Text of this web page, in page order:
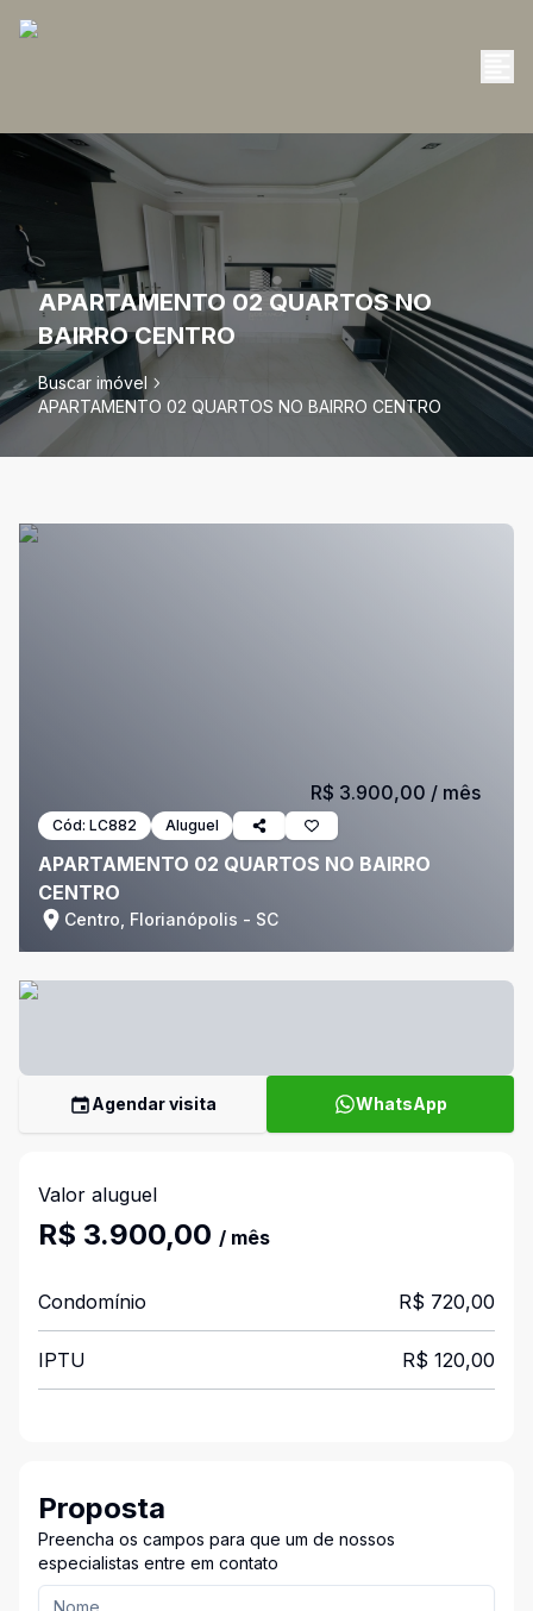
APARTAMENTO 02 QUARTOS NO
BAIRRO CENTRO
Buscar imóvel
APARTAMENTO 02 QUARTOS NO BAIRRO CENTRO
Cód: LC882 Aluguel
APARTAMENTO 02 QUARTOS NO BAIRRO
CENTRO
Centro, Florianópolis - SC
R$ 3.900,00 / mês
Agendar visita WhatsApp
Valor aluguel
R$ 3.900,00 / mês
Condomínio R$ 720,00
IPTU R$ 120,00
Proposta
Preencha os campos para que um de nossos
especialistas entre em contato